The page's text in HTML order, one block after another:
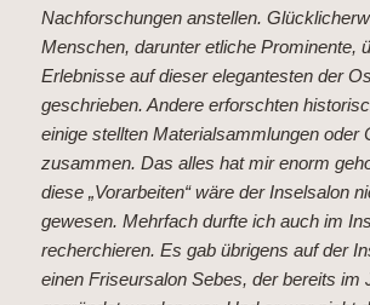
Nachforschungen anstellen.
Menschen, darunter etliche Prominente,
Erlebnisse auf dieser elegantesten der
geschrieben. Andere erforschten
einige stellten Materialsammlungen oder
zusammen. Das alles hat mir enorm
diese „Vorarbeiten“ wäre der Inselsalon
gewesen. Mehrfach durfte ich auch im
recherchieren. Es gab übrigens auf der
einen Friseursalon Sebes, der bereits im